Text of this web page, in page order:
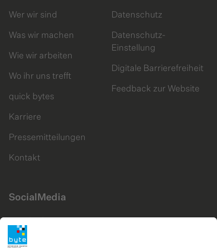
Wer wir sind
Was wir machen
Wie wir arbeiten
Wo ihr uns trefft
quick bytes
Karriere
Pressemitteilungen
Kontakt
Datenschutz
Datenschutz-
Einstellung
Digitale Barrierefreiheit
Feedback zur Website
SocialMedia
Instagram